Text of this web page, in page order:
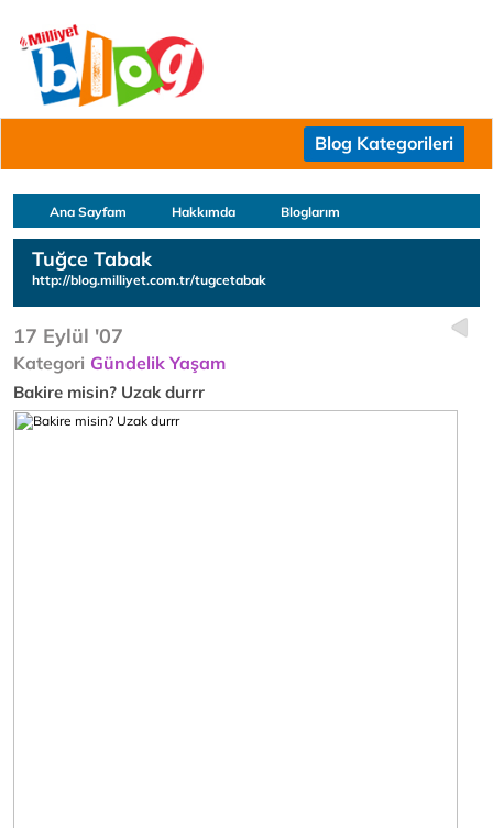
Blog Kategorileri
Ana Sayfam Hakkımda Bloglarım
Tuğce Tabak
http://blog.milliyet.com.tr/tugcetabak
17 Eylül '07
Kategori Gündelik Yaşam
Bakire misin? Uzak durrr